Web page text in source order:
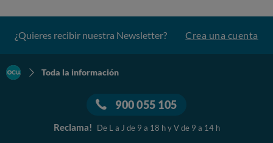
¿Quieres recibir nuestra Newsletter? Crea una cuenta
Toda la información
900 055 105
Reclama! De L a J de 9 a 18 h y V de 9 a 14 h